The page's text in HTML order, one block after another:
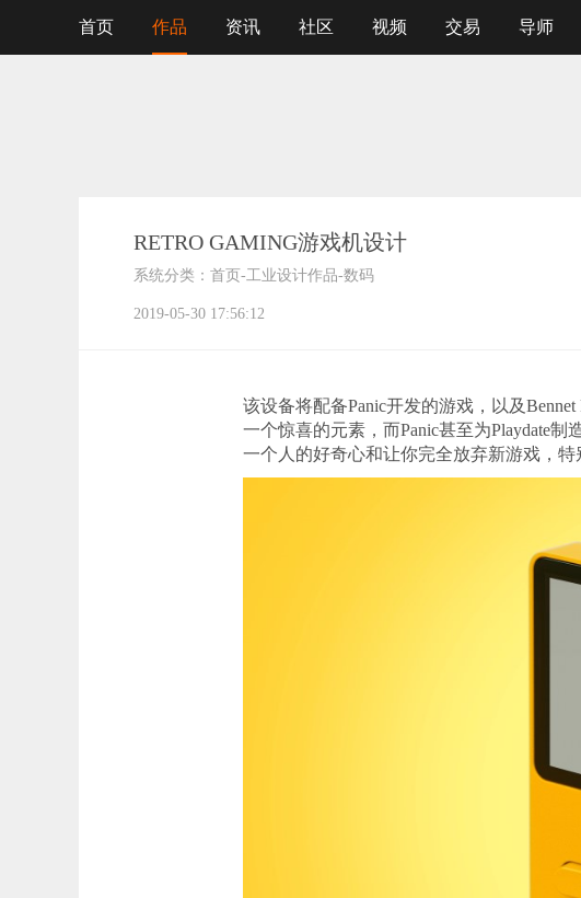
首页 作品 资讯 社区 视频 交易 导师
RETRO GAMING游戏机设计
系统分类： 首页 -工业设计作品-数码
2019-05-30 17:56:12
该设备将配备Panic开发的游戏，以及
一个惊喜的元素，而Panic甚至为Playdate
一个人的好奇心和让你完全放弃新游戏，特